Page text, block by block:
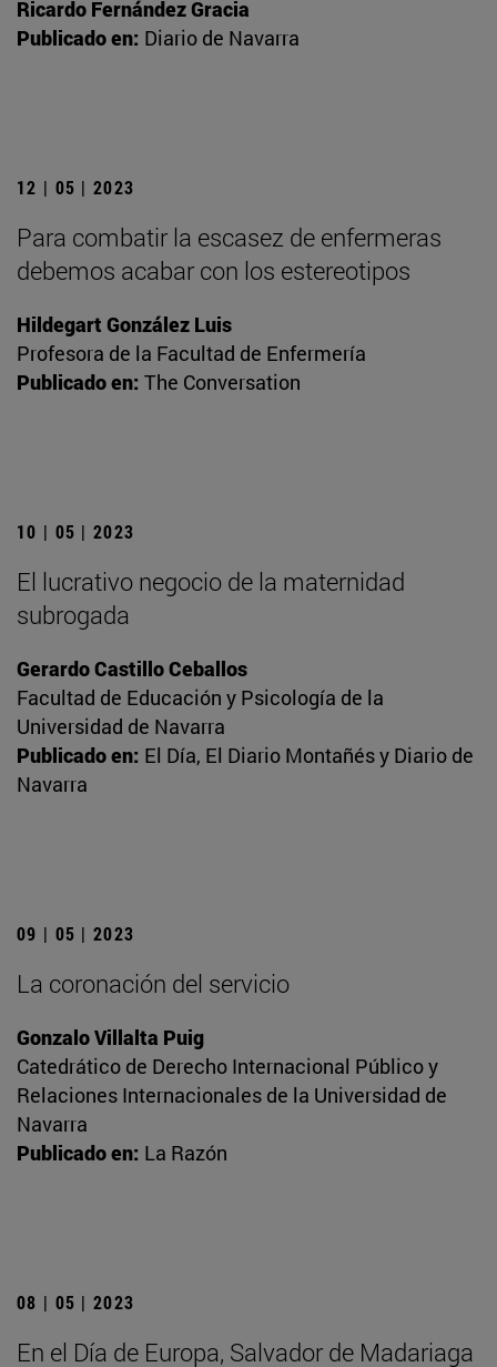
Ricardo Fernández Gracia
Publicado en: Diario de Navarra
12 | 05 | 2023
Para combatir la escasez de enfermeras
debemos acabar con los estereotipos
Hildegart González Luis
Profesora de la Facultad de Enfermería
Publicado en: The Conversation
10 | 05 | 2023
El lucrativo negocio de la maternidad
subrogada
Gerardo Castillo Ceballos
Facultad de Educación y Psicología de la
Universidad de Navarra
Publicado en: El Día, El Diario Montañés y Diario de
Navarra
09 | 05 | 2023
La coronación del servicio
Gonzalo Villalta Puig
Catedrático de Derecho Internacional Público y
Relaciones Internacionales de la Universidad de
Navarra
Publicado en: La Razón
08 | 05 | 2023
En el Día de Europa, Salvador de Madariaga